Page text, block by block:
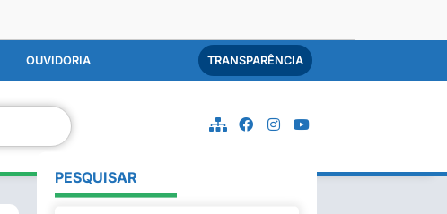
OUVIDORIA TRANSPARÊNCIA
PESQUISAR